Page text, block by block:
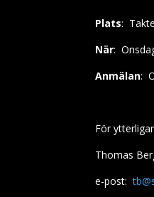
Plats:
När:
Anmälan:
För
Thomas
e-post: